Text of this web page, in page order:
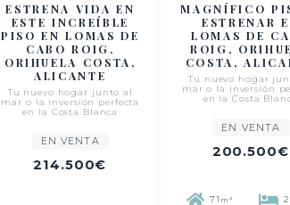
ESTRENA VIDA EN
ESTE INCREÍBLE
PISO EN LOMAS DE
CABO ROIG,
ORIHUELA COSTA,
ALICANTE
Tu nuevo hogar junto al
mar o la inversión perfecta
en la Costa Blanca
EN VENTA
214.500€
MAGNÍFICO
ESTRENAR
LOMAS DE
ROIG,
COSTA,
Tu nuevo hogar
mar o la inversión
en la Costa
EN VENTA
200.500€
71 m² 2